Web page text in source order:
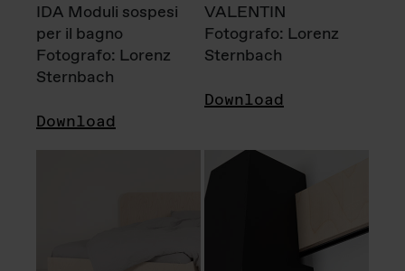
IDA Moduli sospesi
per il bagno
Fotografo: Lorenz
Sternbach
Download
VALENTIN
Fotografo: Lorenz
Sternbach
Download